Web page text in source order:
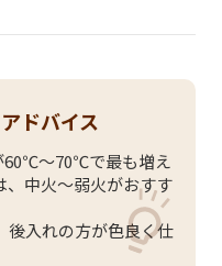
ドバイス
60℃～70℃で最も増え
、中火～弱火がおすす
後入れの方が色良く仕